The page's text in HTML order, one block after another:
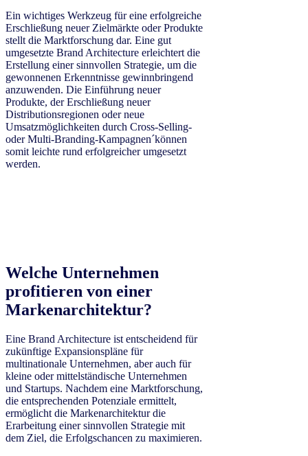
Ein wichtiges Werkzeug für eine erfolgreiche
Erschließung neuer Zielmärkte oder Produkte
stellt die Marktforschung dar. Eine gut
umgesetzte Brand Architecture erleichtert die
Erstellung einer sinnvollen Strategie, um die
gewonnenen Erkenntnisse gewinnbringend
anzuwenden. Die Einführung neuer
Produkte, der Erschließung neuer
Distributionsregionen oder neue
Umsatzmöglichkeiten durch Cross-Selling-
oder Multi-Branding-Kampagnen´können
somit leichte rund erfolgreicher umgesetzt
werden.
Welche Unternehmen
profitieren von einer
Markenarchitektur?
Eine Brand Architecture ist entscheidend für
zukünftige Expansionspläne für
multinationale Unternehmen, aber auch für
kleine oder mittelständische Unternehmen
und Startups. Nachdem eine Marktforschung,
die entsprechenden Potenziale ermittelt,
ermöglicht die Markenarchitektur die
Erarbeitung einer sinnvollen Strategie mit
dem Ziel, die Erfolgschancen zu maximieren.